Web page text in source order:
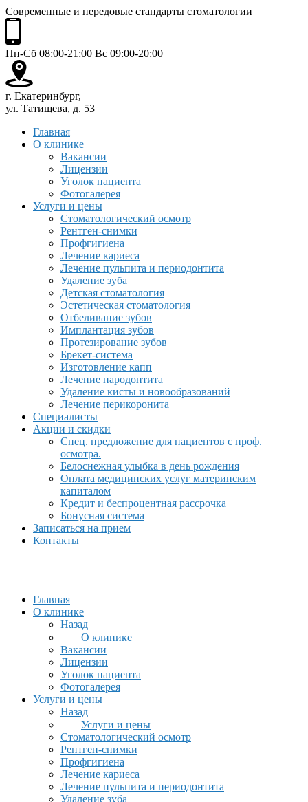
Современные и передовые стандарты стоматологии
Пн-Сб 08:00-21:00 Вс 09:00-20:00
г. Екатеринбург,
ул. Татищева, д. 53
Главная
О клинике
Вакансии
Лицензии
Уголок пациента
Фотогалерея
Услуги и цены
Стоматологический осмотр
Рентген-снимки
Профгигиена
Лечение кариеса
Лечение пульпита и периодонтита
Удаление зуба
Детская стоматология
Эстетическая стоматология
Отбеливание зубов
Имплантация зубов
Протезирование зубов
Брекет-система
Изготовление капп
Лечение пародонтита
Удаление кисты и новообразований
Лечение перикоронита
Специалисты
Акции и скидки
Спец. предложение для пациентов с проф.
осмотра.
Белоснежная улыбка в день рождения
Оплата медицинских услуг материнским
капиталом
Кредит и беспроцентная рассрочка
Бонусная система
Записаться на прием
Контакты
Главная
О клинике
Назад
О клинике
Вакансии
Лицензии
Уголок пациента
Фотогалерея
Услуги и цены
Назад
Услуги и цены
Стоматологический осмотр
Рентген-снимки
Профгигиена
Лечение кариеса
Лечение пульпита и периодонтита
Удаление зуба